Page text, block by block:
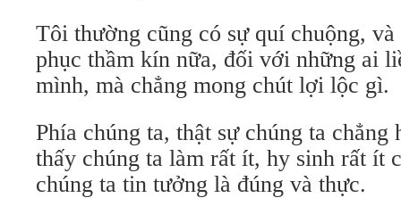
Tôi thường cũng có sự quí chuộng,
phục thầm kín nữa, đối với những ai
mình, mà chẳng mong chút lợi lộc gì.
Phía chúng ta, thật sự chúng ta
thấy chúng ta làm rất ít, hy sinh rất ít
chúng ta tin tưởng là đúng và thực.